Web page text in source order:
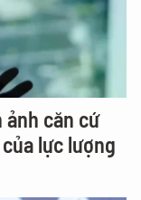
ảnh căn cứ
lực lượng